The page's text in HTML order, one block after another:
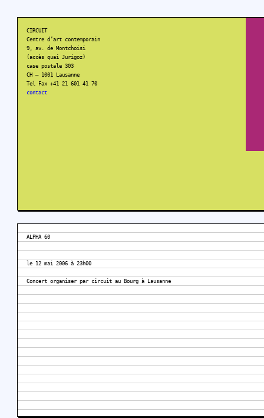
CIRCUIT
Centre d’art contemporain
9, av. de Montchoisi
(accès quai Jurigoz)
case postale 303
CH – 1001 Lausanne
Tel Fax +41 21 601 41 70
contact
ALPHA 60
le 12 mai 2006 à 23h00
Concert organiser par circuit au Bourg à Lausanne